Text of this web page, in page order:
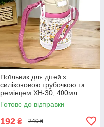
Поїльник для дітей з
силіконовою трубочкою та
ремінцем XH-30, 400мл
Готово до відправки
192 ₴ 240 ₴